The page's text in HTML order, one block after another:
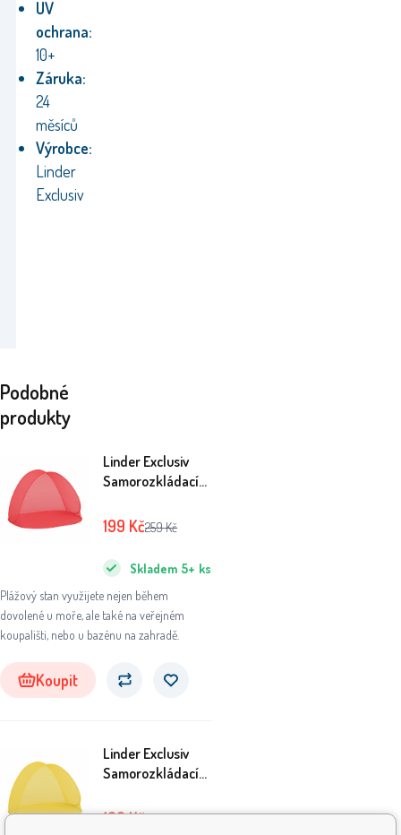
UV
ochrana:
10+
Záruka:
24
měsíců
Výrobce:
Linder
Exclusiv
Podobné
produkty
Linder Exclusiv
Samorozkládací
SM02 Červený
Plážový stan využijete nejen během
dovolené u moře, ale také na veřejném
koupališti, nebo u bazénu na zahradě.
Skladem 5+ ks
199 Kč259Kč
Koupit
Linder Exclusiv
Samorozkládací
SM02 Žlutý
199Kč249Kč